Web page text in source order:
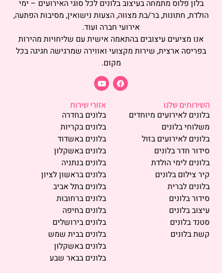
בלון פלוס מתמחה בעיצוב בלונים לכל סוגי האירועים – ימי
הולדת, חתונות, בר/בת מצווה, הצעות נישואין, מסיבות הפתעה,
אירועי חברה ועוד.
אנו מציעים עיצובים בהתאמה אישית עם שליחויות מהירות
בפריסה ארצית, שירות מקצועי ואווירה שמרגישה חגיגה בכל
מקום.
השירותים שלנו
בלונים לאירועים מיוחדים
משלוחי בלונים
בלונים לאירועים בזול
סידור חדר בלונים
בלונים לימי הולדת
קיר צילום בלונים
בלונים לברית
סידור בלונים
עיצוב בלונים
סטנד בלונים
קשת בלונים
אזורי שירות
בלונים בחדרה
בלונים בקריות
בלונים באשדוד
בלונים באשקלון
בלונים בנתניה
בלונים בראשון לציון
בלונים בתל אביב
בלונים ברחובות
בלונים בחיפה
בלונים בירושלים
בלונים בבית שמש
בלונים באשקלון
בלונים בבאר שבע